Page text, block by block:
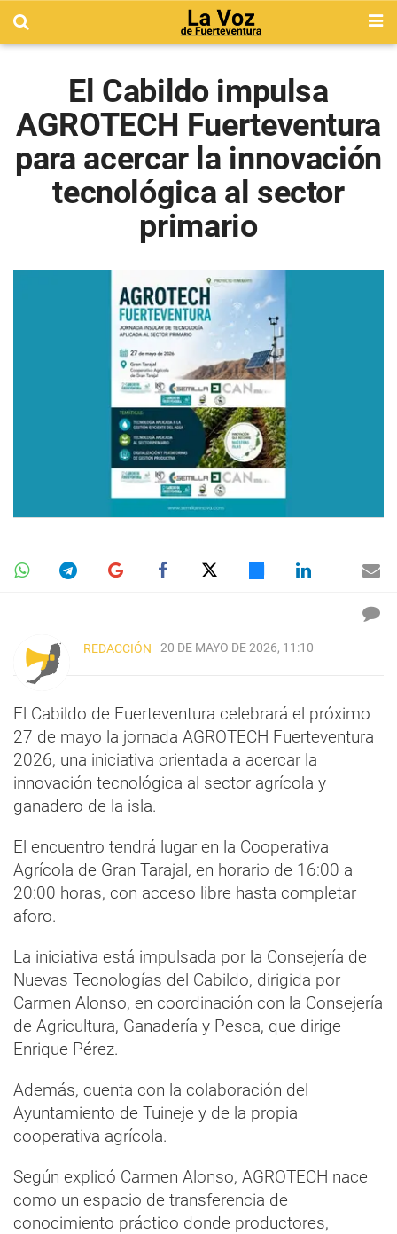
El Cabildo impulsa
AGROTECH Fuerteventura
para acercar la innovación
tecnológica al sector
primario
REDACCIÓN 20 DE MAYO DE 2026, 11:10
El Cabildo de Fuerteventura celebrará el próximo
27 de mayo la jornada AGROTECH Fuerteventura
2026, una iniciativa orientada a acercar la
innovación tecnológica al sector agrícola y
ganadero de la isla.
El encuentro tendrá lugar en la Cooperativa
Agrícola de Gran Tarajal, en horario de 16:00 a
20:00 horas, con acceso libre hasta completar
aforo.
La iniciativa está impulsada por la Consejería de
Nuevas Tecnologías del Cabildo, dirigida por
Carmen Alonso, en coordinación con la Consejería
de Agricultura, Ganadería y Pesca, que dirige
Enrique Pérez.
Además, cuenta con la colaboración del
Ayuntamiento de Tuineje y de la propia
cooperativa agrícola.
Según explicó Carmen Alonso, AGROTECH nace
como un espacio de transferencia de
conocimiento práctico donde productores,